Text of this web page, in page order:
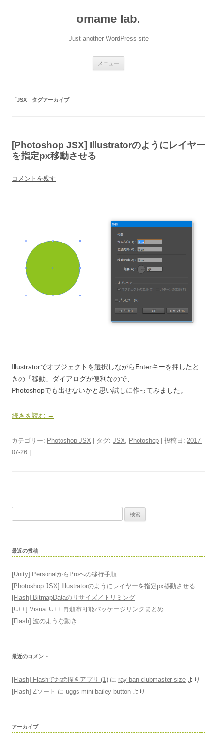
omame lab.
Just another WordPress site
メニュー
「JSX 」タグアーカイブ
[Photoshop JSX] Illustratorのようにレイヤー
を指定px移動させる
コメントを残す
Illustratorでオブジェクトを選択しながらEnterキーを押したと
きの「移動」ダイアログが便利なので、
Photoshopでも出せないかと思い試しに作ってみました。
続きを読む →
カテゴリー: Photoshop JSX | タグ: JSX, Photoshop | 投稿日: 2017-
07-26
最近の投稿
[Unity] PersonalからProへの移行手順
[Photoshop JSX] Illustratorのようにレイヤーを指定px移動させる
[Flash] BitmapDataのリサイズ／トリミング
[C++] Visual C++ 再頒布可能パッケージリンクまとめ
[Flash] 波のような動き
最近のコメント
[Flash] Flashでお絵描きアプリ (1) に ray ban clubmaster size より
[Flash] Zソート に uggs mini bailey button より
アーカイブ